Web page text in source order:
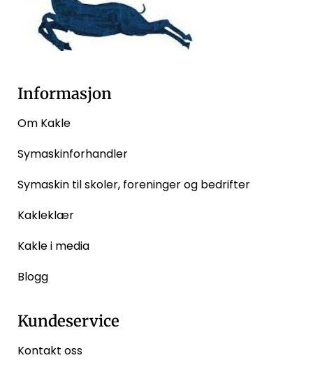
Informasjon
Om Kakle
Symaskinforhandler
Symaskin til skoler, foreninger og bedrifter
Kakleklær
Kakle i media
Blogg
Kundeservice
Kontakt oss